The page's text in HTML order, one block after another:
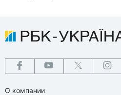
О компании